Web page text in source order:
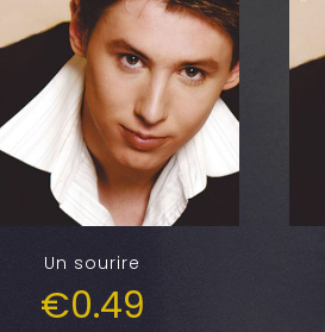
Un sourire
€0.49